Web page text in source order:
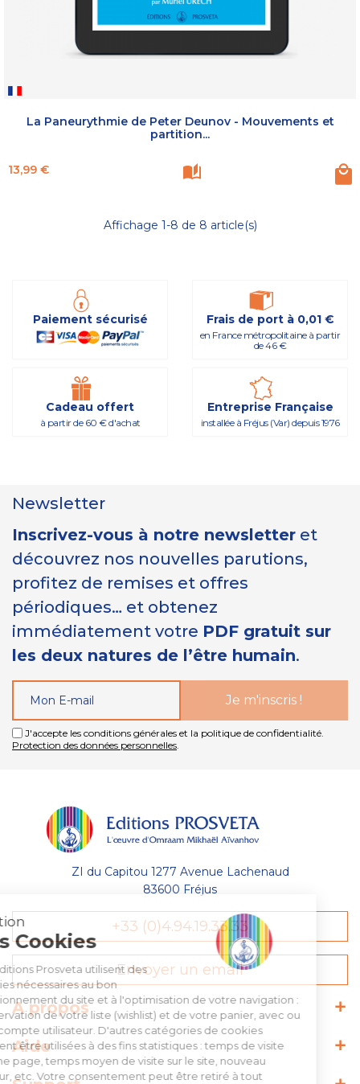
Gestion
des Cookies
Les Éditions Prosveta utilisent des
cookies nécessaires au bon
fonctionnement du site et à l'optimisation de votre navigation :
conservation de votre liste (wishlist) et de votre panier, avec ou
sans compte utilisateur. D'autres catégories de cookies
peuvent être utilisées à des fins statistiques : temps de visite
sur une page, temps moyen de visite sur le site, nouveau
visiteur, etc. Votre consentement peut être retiré à tout
La Paneurythmie de Peter Deunov - Mouvements et
partition...
Prix
13,99 €
Affichage 1-8 de 8 article(s)
Paiement sécurisé Frais de port à 0,01 €
en France métropolitaine à partir
de 46 €
Cadeau offert
à partir de 60 € d'achat
Entreprise Française
installée à Fréjus (Var) depuis 1976
Newsletter
Inscrivez-vous à notre newsletter et
découvrez nos nouvelles parutions,
profitez de remises et offres
périodiques… et obtenez
immédiatement votre PDF gratuit sur
les deux natures de l’être humain.
J'accepte les conditions générales et la politique de confidentialité.
Protection des données personnelles
ZI du Capitou 1277 Avenue Lachenaud
83600 Fréjus
+33 (0)4.94.19.33.33
Envoyer un email
A propos
Aide